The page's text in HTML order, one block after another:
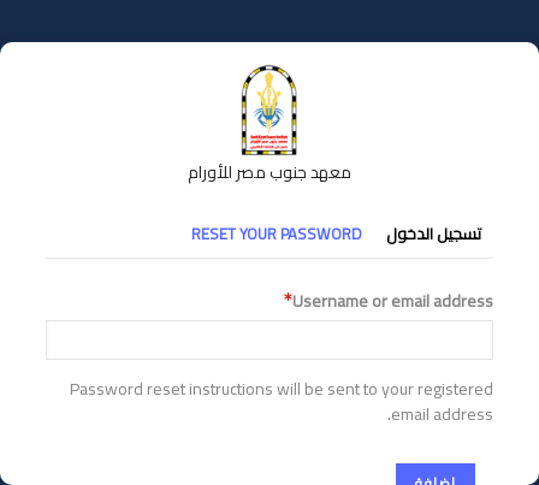
إلى
المحتوى
معهد جنوب مصر للأورام
التبويبات
الأساسية
تسجيل الدخول RESET YOUR PASSWORD
Username or email address
Password reset instructions will be sent to your registered
email address.